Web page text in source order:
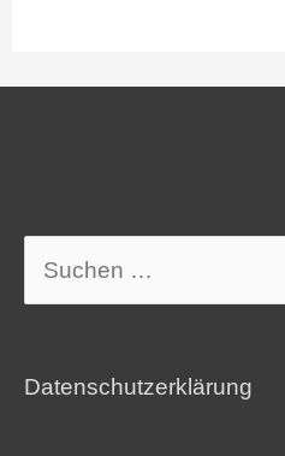
Suchen
nach:
Datenschutzerklärung